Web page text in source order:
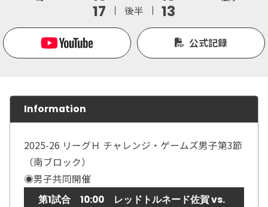
17
後半 13
公式記録
Information
2025-26 リーグＨ チャレンジ・ゲームズ男子第3節
（南ブロック）
◉男子共同開催
第1試合 10:00 レッドトルネード佐賀 vs.